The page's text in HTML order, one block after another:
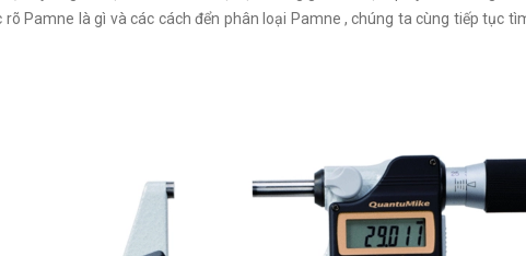
rõ Pamne là gì và các cách đển phân loại Pamne , chúng ta cùng tiếp tục